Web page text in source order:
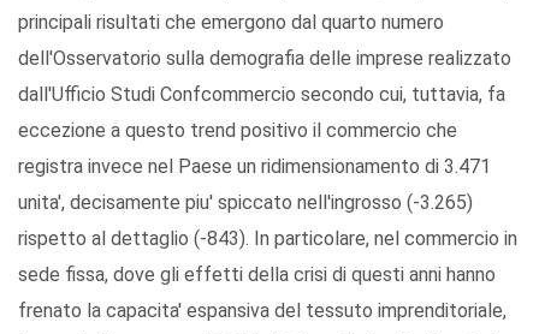
principali risultati che emergono dal quarto numero
dell'Osservatorio sulla demografia delle imprese realizzato
dall'Ufficio Studi Confcommercio secondo cui, tuttavia, fa
eccezione a questo trend positivo il commercio che
registra invece nel Paese un ridimensionamento di 3.471
unita', decisamente piu' spiccato nell'ingrosso (-3.265)
rispetto al dettaglio (-843). In particolare, nel commercio in
sede fissa, dove gli effetti della crisi di questi anni hanno
frenato la capacita' espansiva del tessuto imprenditoriale,